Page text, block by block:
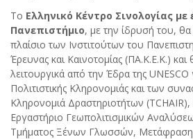
Το Ελληνικό Κέντρο Σινολογίας με
Πανεπιστήμιο, με την ίδρυσή του, θα
πλαίσιο των Ινστιτούτων του
Έρευνας και Καινοτομίας (ΠΑ.Κ.Ε.Κ.) και
λειτουργικά από την Έδρα της UNESCO
Πολιτιστικής Κληρονομιάς και των
Κληρονομιά Δραστηριοτήτων
Εργαστήριο Γεωπολιτισμικών
Τμήματος Ξένων Γλωσσών, Μετάφρασης